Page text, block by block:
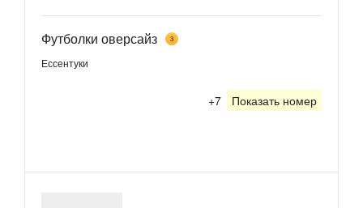
Футболки оверсайз 3
Ессентуки
+7 Показать номер